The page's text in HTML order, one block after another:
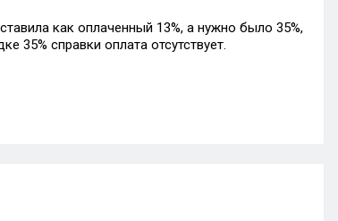
как оплаченный 13%, а нужно было 35%,
35% справки оплата отсутствует.